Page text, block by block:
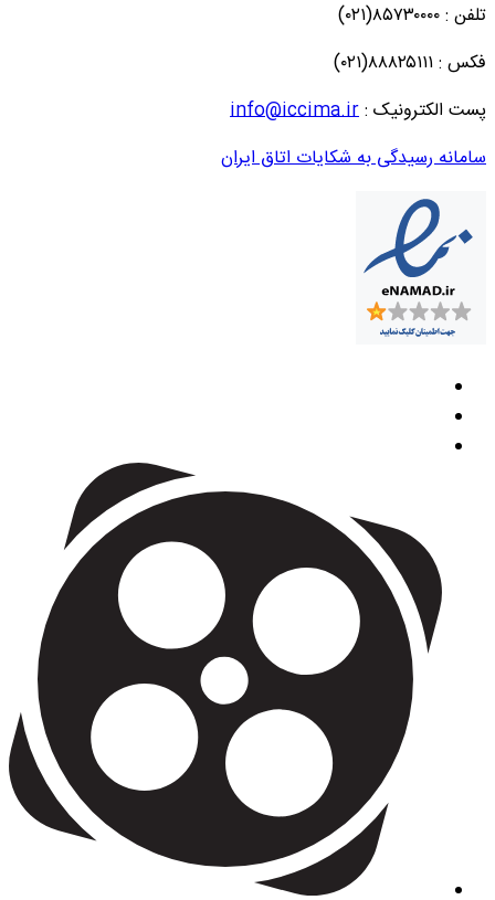
تلفن : ۸۵۷۳۰۰۰۰(۰۲۱)
فکس : ۸۸۸۲۵۱۱۱(۰۲۱)
پست الکترونیک :info@iccima.ir
سامانه رسیدگی به شکایات اتاق ایران